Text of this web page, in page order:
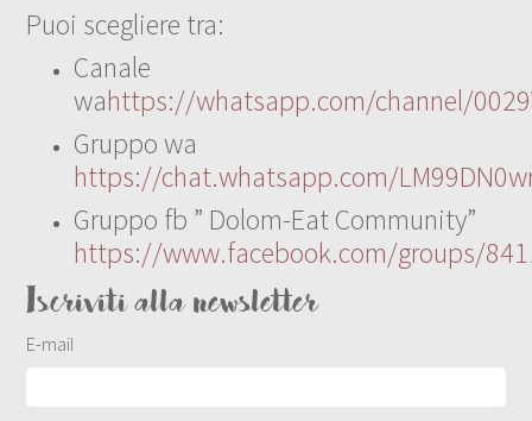
Puoi scegliere tra:
Canale
wahttps://whatsapp.com/channel/
Gruppo wa
https://chat.whatsapp.com/
Gruppo fb ” Dolom-Eat Community”
https://www.facebook.com/groups/
Iscriviti alla newsletter
E-mail